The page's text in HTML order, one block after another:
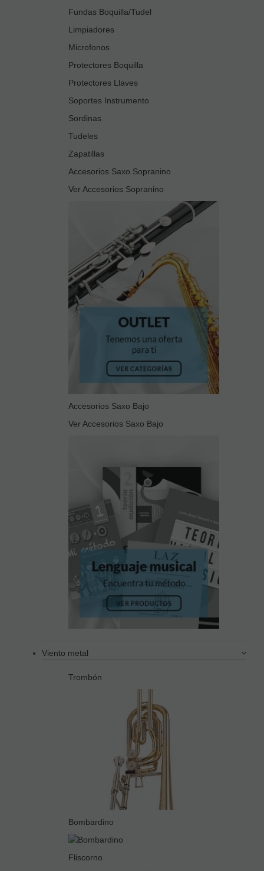
Fundas Boquilla/Tudel
Limpiadores
Microfonos
Protectores Boquilla
Protectores Llaves
Soportes Instrumento
Sordinas
Tudeles
Zapatillas
Accesorios Saxo Sopranino
Ver Accesorios Sopranino
Accesorios Saxo Bajo
Ver Accesorios Saxo Bajo
Viento metal
Trombón
Bombardino
Fliscorno